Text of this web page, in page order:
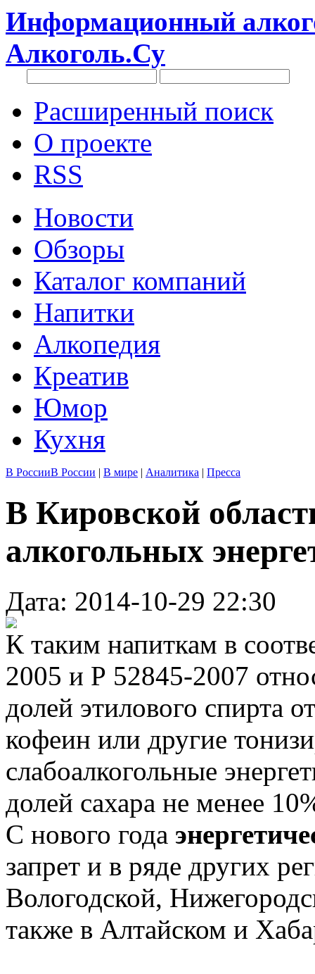
Информационный
Алкоголь.Су
Расширенный поиск
О проекте
RSS
Новости
Обзоры
Каталог компаний
Напитки
Алкопедия
Креатив
Юмор
Кухня
В РоссииВ России | В мире | Аналитика | Пресса
В Кировской
алкогольных
Дата: 2014-10-29 22:30
К таким напиткам в
2005 и Р 52845-2007
долей этилового спирта
кофеин или другие
слабоалкогольные
долей сахара не менее
С нового года
запрет и в ряде других
Вологодской,
также в Алтайском и